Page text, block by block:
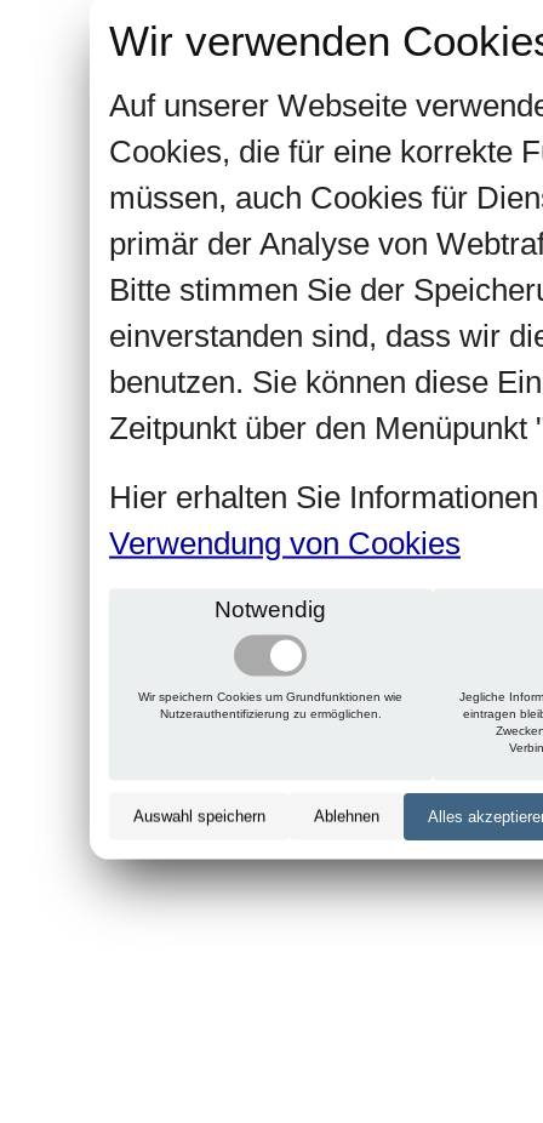
Wir verwenden
Auf unserer Webseite
Cookies, die für eine korrekte
müssen, auch Cookies für
primär der Analyse von
Bitte stimmen Sie der
einverstanden sind, dass wir
benutzen. Sie können diese
Zeitpunkt über den Menüpunkt
Hier erhalten Sie
Verwendung von Cookies
Notwendig
Wir speichern Cookies um Grundfunktionen wie
Nutzerauthentifizierung zu ermöglichen.
Jegliche
eintragen
Auswahl speichern Ablehnen Alles